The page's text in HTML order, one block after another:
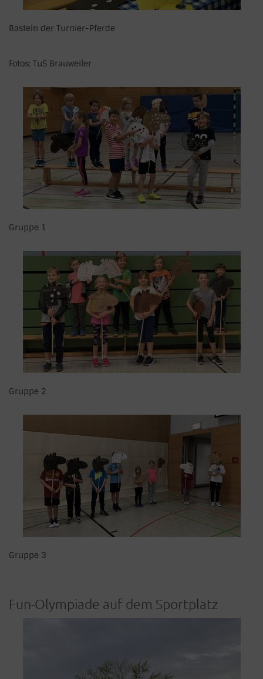
Basteln der Turnier-Pferde
Fotos: TuS Brauweiler
Gruppe 1
Gruppe 2
Gruppe 3
Fun-Olympiade auf dem Sportplatz